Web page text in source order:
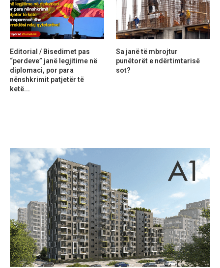
Editorial / Bisedimet pas
“perdeve” janë legjitime në
diplomaci, por para
nënshkrimit patjetër të
ketë...
Sa janë të mbrojtur
punëtorët e ndërtimtarisë
sot?